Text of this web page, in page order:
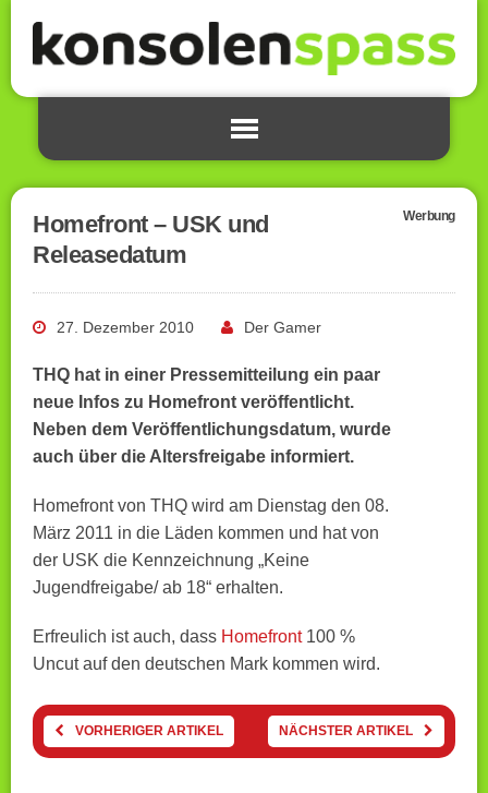
Homefront – USK und
Releasedatum
Werbung
27. Dezember 2010 Der Gamer
THQ hat in einer Pressemitteilung ein paar
neue Infos zu Homefront veröffentlicht.
Neben dem Veröffentlichungsdatum, wurde
auch über die Altersfreigabe informiert.
Homefront von THQ wird am Dienstag den 08.
März 2011 in die Läden kommen und hat von
der USK die Kennzeichnung „Keine
Jugendfreigabe/ ab 18“ erhalten.
Erfreulich ist auch, dass Homefront100 %
Uncut auf den deutschen Mark kommen wird.
VORHERIGER ARTIKEL NÄCHSTER ARTIKEL